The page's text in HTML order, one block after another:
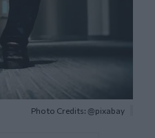
Photo Credits: @pixabay